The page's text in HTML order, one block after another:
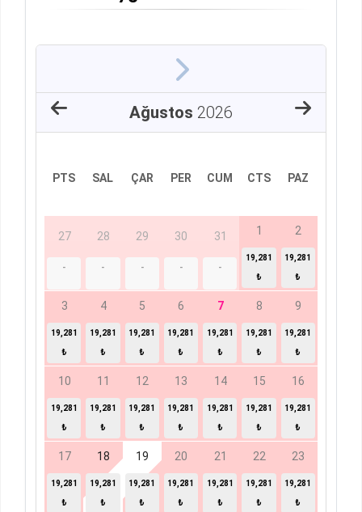
Ağustos 2026
PTS SAL ÇAR PER CUM CTS PAZ
27
-
28
-
29
-
30
-
31
-
1
19,281
₺
2
19,281
₺
3
19,281
₺
4
19,281
₺
5
19,281
₺
6
19,281
₺
7
19,281
₺
8
19,281
₺
9
19,281
₺
10
19,281
₺
11
19,281
₺
12
19,281
₺
13
19,281
₺
14
19,281
₺
15
19,281
₺
16
19,281
₺
17
19,281
₺
18
19,281
₺
19
19,281
₺
20
19,281
₺
21
19,281
₺
22
19,281
₺
23
19,281
₺